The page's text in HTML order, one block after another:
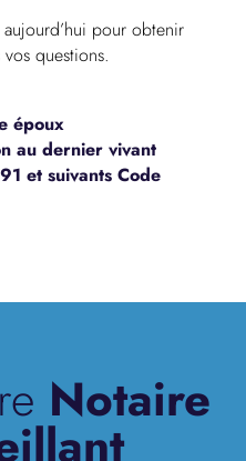
pour obtenir
questions.
époux
au dernier vivant
et suivants Code
Notaire